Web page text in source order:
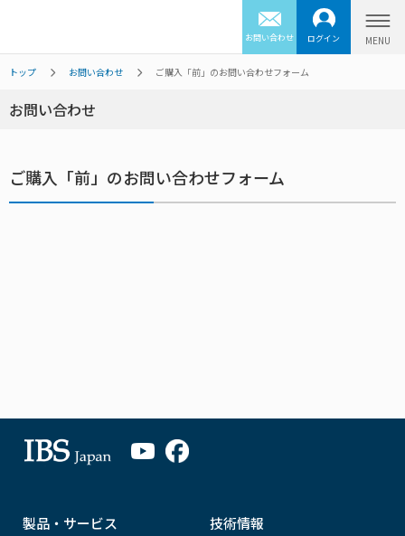
お問い合わせ ログイン
トップ お問い合わせ ご購入「前」のお問い合わせフォーム
お問い合わせ
ご購入「前」のお問い合わせフォーム
製品・サービス 技術情報